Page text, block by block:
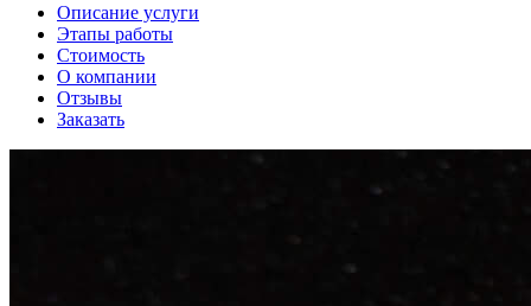
Описание услуги
Этапы работы
Стоимость
О компании
Отзывы
Заказать